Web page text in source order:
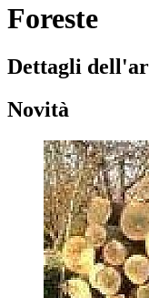
Foreste
Dettagli
Novità